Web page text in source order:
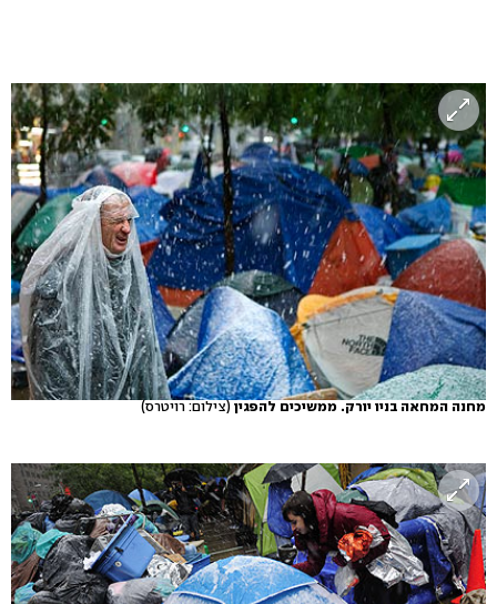
מחנה המחאה בניו יורק. ממשיכים להפגין(צילום: רויטרס)